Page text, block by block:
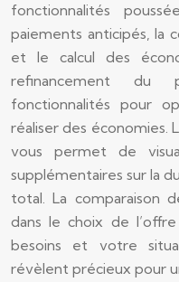
fonctionnalités
paiements anticipés, la
et le calcul des
refinancement du
fonctionnalités pour
réaliser des économies.
vous permet de
supplémentaires sur la
total. La comparaison
dans le choix de
besoins et votre
révèlent précieux pour